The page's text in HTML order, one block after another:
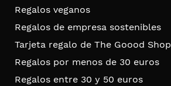
Regalos veganos
Regalos de empresa sostenibles
Tarjeta regalo de The Goood Shop
Regalos por menos de 30 euros
Regalos entre 30 y 50 euros